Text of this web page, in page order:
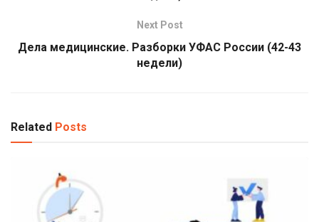
Next Post
Дела медицинские. Разборки УФАС России (42-43
недели)
Related Posts